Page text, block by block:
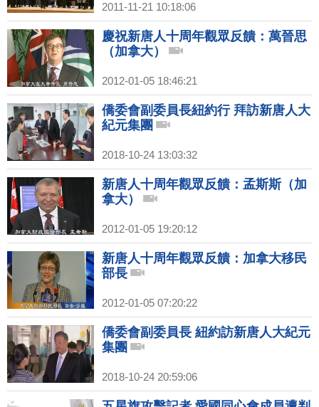
2011-11-21 10:18:06
慶祝新唐人十周年觀眾反饋：萬晉思
（加拿大）
2012-01-05 18:46:21
僑委會副委員長紐約行 拜訪新唐人大
紀元集團
2018-10-24 13:03:32
新唐人十周年觀眾反饋：孟斯斯（加
拿大）
2012-01-05 19:20:12
新唐人十周年觀眾反饋：加拿大移民
部長
2012-01-05 07:20:22
僑委會副委員長 紐約訪新唐人大紀元
集團
2018-10-24 20:59:06